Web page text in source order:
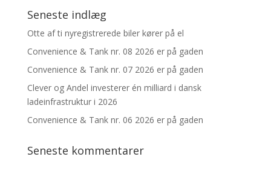
Seneste indlæg
Otte af ti nyregistrerede biler kører på el
Convenience & Tank nr. 08 2026 er på gaden
Convenience & Tank nr. 07 2026 er på gaden
Clever og Andel investerer én milliard i dansk
ladeinfrastruktur i 2026
Convenience & Tank nr. 06 2026 er på gaden
Seneste kommentarer